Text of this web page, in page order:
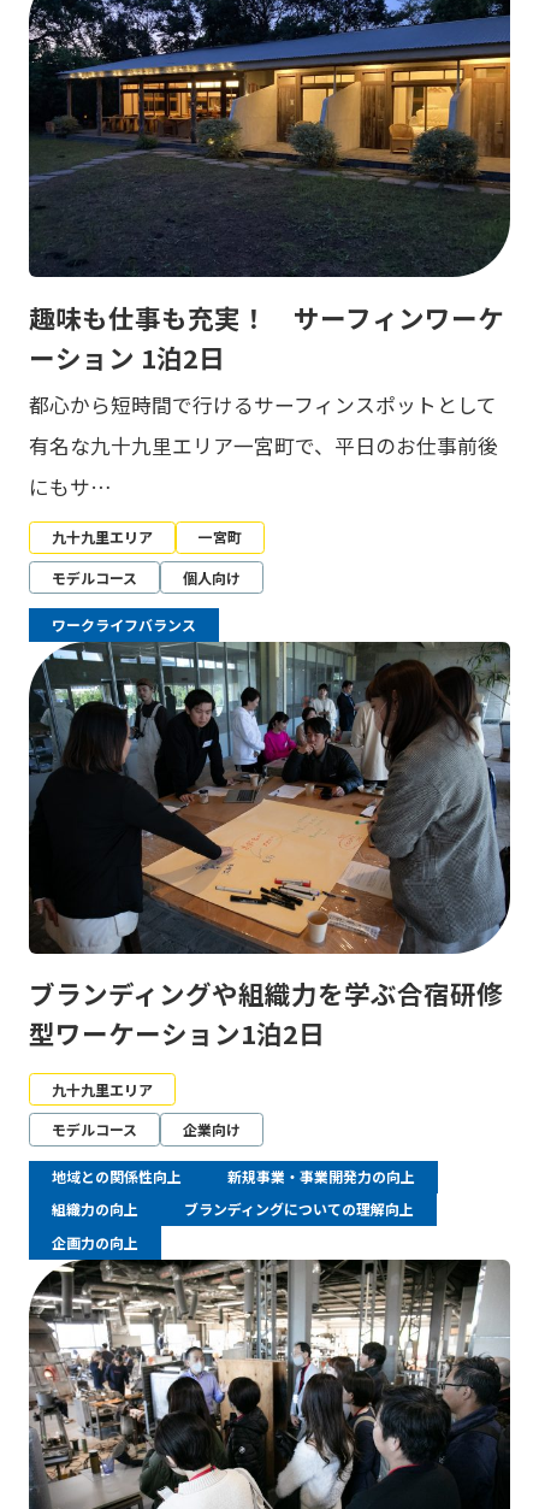
趣味も仕事も充実！ サーフィンワーケ
ーション 1泊2日
都心から短時間で行けるサーフィンスポットとして
有名な九十九里エリア一宮町で、平日のお仕事前後
にもサ…
九十九里エリア
一宮町
モデルコース
個人向け
ワークライフバランス
ブランディングや組織力を学ぶ合宿研修
型ワーケーション1泊2日
九十九里エリア
モデルコース
企業向け
地域との関係性向上
新規事業・事業開発力の向上
組織力の向上
ブランディングについての理解向上
企画力の向上